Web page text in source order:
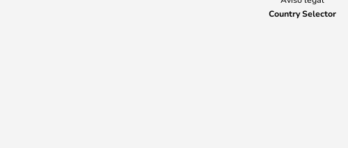
Country Selector